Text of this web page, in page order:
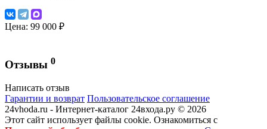
Цена: 99 000 ₽
Отзывы 0
Написать отзыв
Гарантии и возврат Пользовательское соглашение
24vhoda.ru - Интернет-каталог 24входа.ру © 2026
Этот сайт использует файлы cookie. Ознакомиться с